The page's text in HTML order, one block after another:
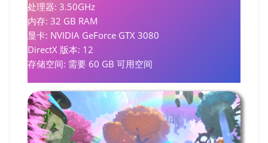
处理器: 3.50GHz
内存: 32 GB RAM
显卡: NVIDIA GeForce GTX 3080
DirectX 版本: 12
存储空间: 需要 60 GB 可用空间